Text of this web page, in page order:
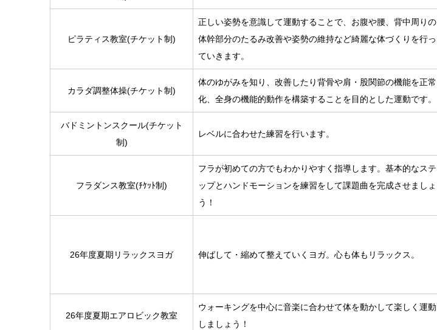
ピラティス教室(チケット制)
正しい姿勢を意識して運動することで、お腹や腰、背中周りの
体幹部分のたるみ改善や姿勢の維持など綺麗な体づくりを行っ
ていきます。
カラダ調整体操(チケット制)
体のゆがみを知り、改善したり背骨や肩・股関節の機能を正常
化、全身の機能的動作を構築することを目的とした運動です。
バドミントンスクール(チケット
制)
レベルに合わせた練習を行います。
フラダンス教室(ﾁｹｯﾄ制)
フラが初めての方でもわかりやすく指導します。基本的なステ
ップとハンドモーションを練習をして課題曲を完成させましょ
う！
26年度夏期リラックスヨガ 伸ばして・縮めて整えていくヨガ。心も体もリラックス。
26年度夏期エアロビック教室
ウォーキングを中心に音楽に合わせて体を動かして楽しく運動
しましょう！